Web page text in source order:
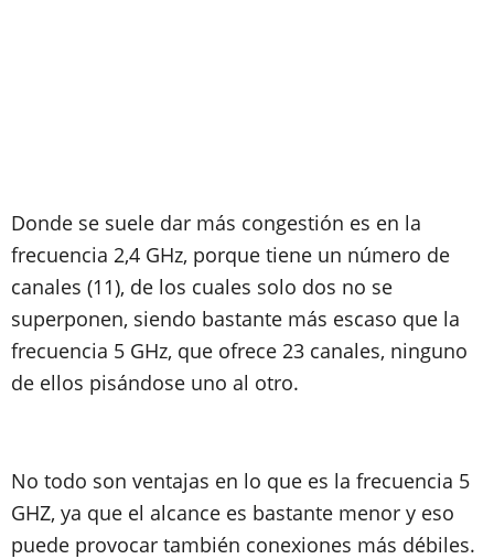
Donde se suele dar más congestión es en la
frecuencia 2,4 GHz, porque tiene un número de
canales (11), de los cuales solo dos no se
superponen, siendo bastante más escaso que la
frecuencia 5 GHz, que ofrece 23 canales, ninguno
de ellos pisándose uno al otro.
No todo son ventajas en lo que es la frecuencia 5
GHZ, ya que el alcance es bastante menor y eso
puede provocar también conexiones más débiles.